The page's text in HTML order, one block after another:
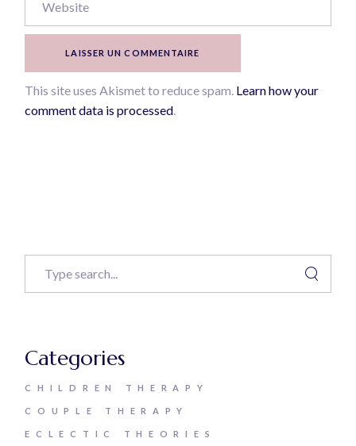
LAISSER UN COMMENTAIRE
This site uses Akismet to reduce spam. Learn how your
comment data is processed.
Categories
CHILDREN THERAPY
COUPLE THERAPY
ECLECTIC THEORIES